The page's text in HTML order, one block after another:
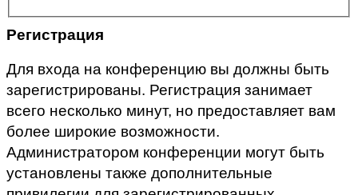
Регистрация
Для входа на конференцию вы должны быть
зарегистрированы. Регистрация занимает
всего несколько минут, но предоставляет вам
более широкие возможности.
Администратором конференции могут быть
установлены также дополнительные